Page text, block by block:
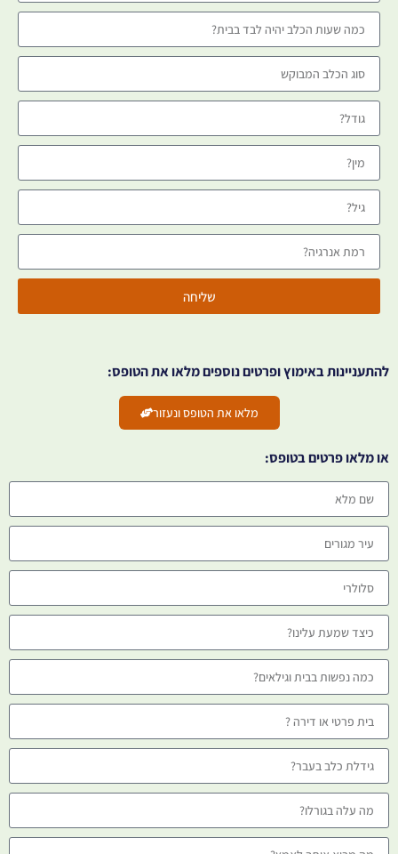
שליחה
להתעניינות באימוץ ופרטים נוספים מלאו את הטופס:
מלאו את הטופס ונעזור
או מלאו פרטים בטופס: